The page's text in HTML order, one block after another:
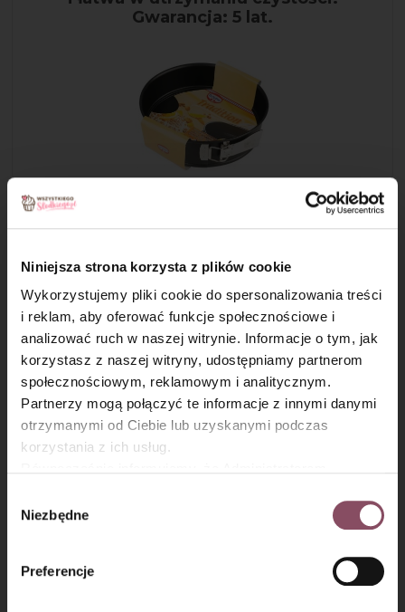
Niniejsza strona korzysta z plików cookie
Wykorzystujemy pliki cookie do spersonalizowania treści
i reklam, aby oferować funkcje społecznościowe i
analizować ruch w naszej witrynie. Informacje o tym, jak
korzystasz z naszej witryny, udostępniamy partnerom
społecznościowym, reklamowym i analitycznym.
Partnerzy mogą połączyć te informacje z innymi danymi
otrzymanymi od Ciebie lub uzyskanymi podczas
korzystania z ich usług.
Gdańsk (80-339) adres: Dickmana 14/15 więcej
informacji o przetwarzaniu danych osobowych oraz
Polityce
prywatności.
zgody
Niezbędne
Preferencje
Gwarancja: 5 lat.
Krem brzoskwiniowy:
Krok 7
Brzoskwinie z puszki pokrój na drobną kostkę. Dwa kawałki
pozostaw do dekoracji ciasta. Syrop odstaw do przygotowania
masy żelatynowej.
×